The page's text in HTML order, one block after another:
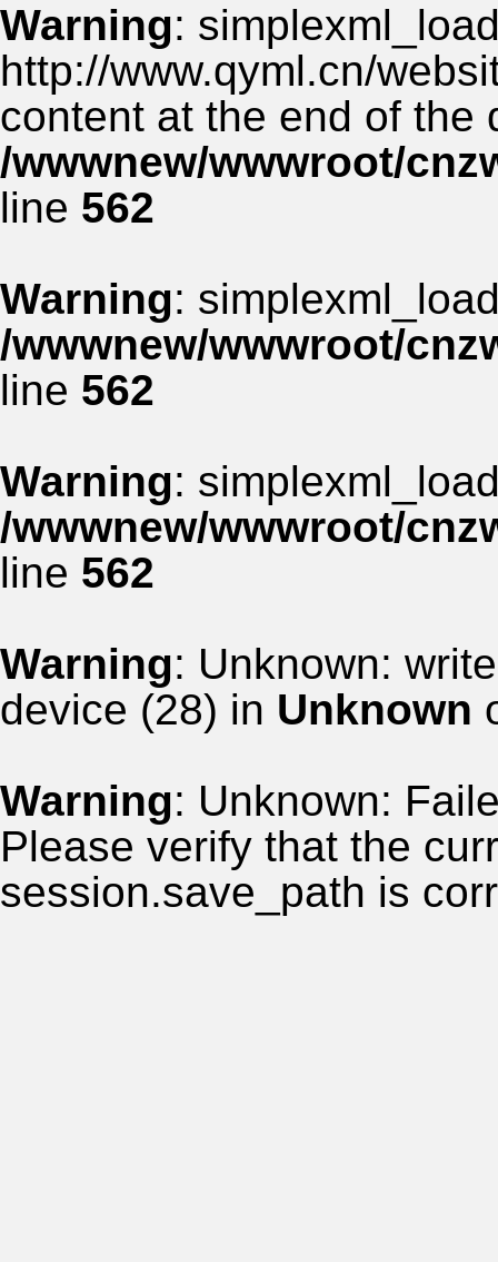
Warning:
http://www.qyml.cn/
content at the end of the
/wwwnew/wwwroot/
line 562
Warning:
/wwwnew/wwwroot/
line 562
Warning:
/wwwnew/wwwroot/
line 562
Warning: Unknown:
device (28) in Unknown
Warning: Unknown:
Please verify that the
session.save_path is